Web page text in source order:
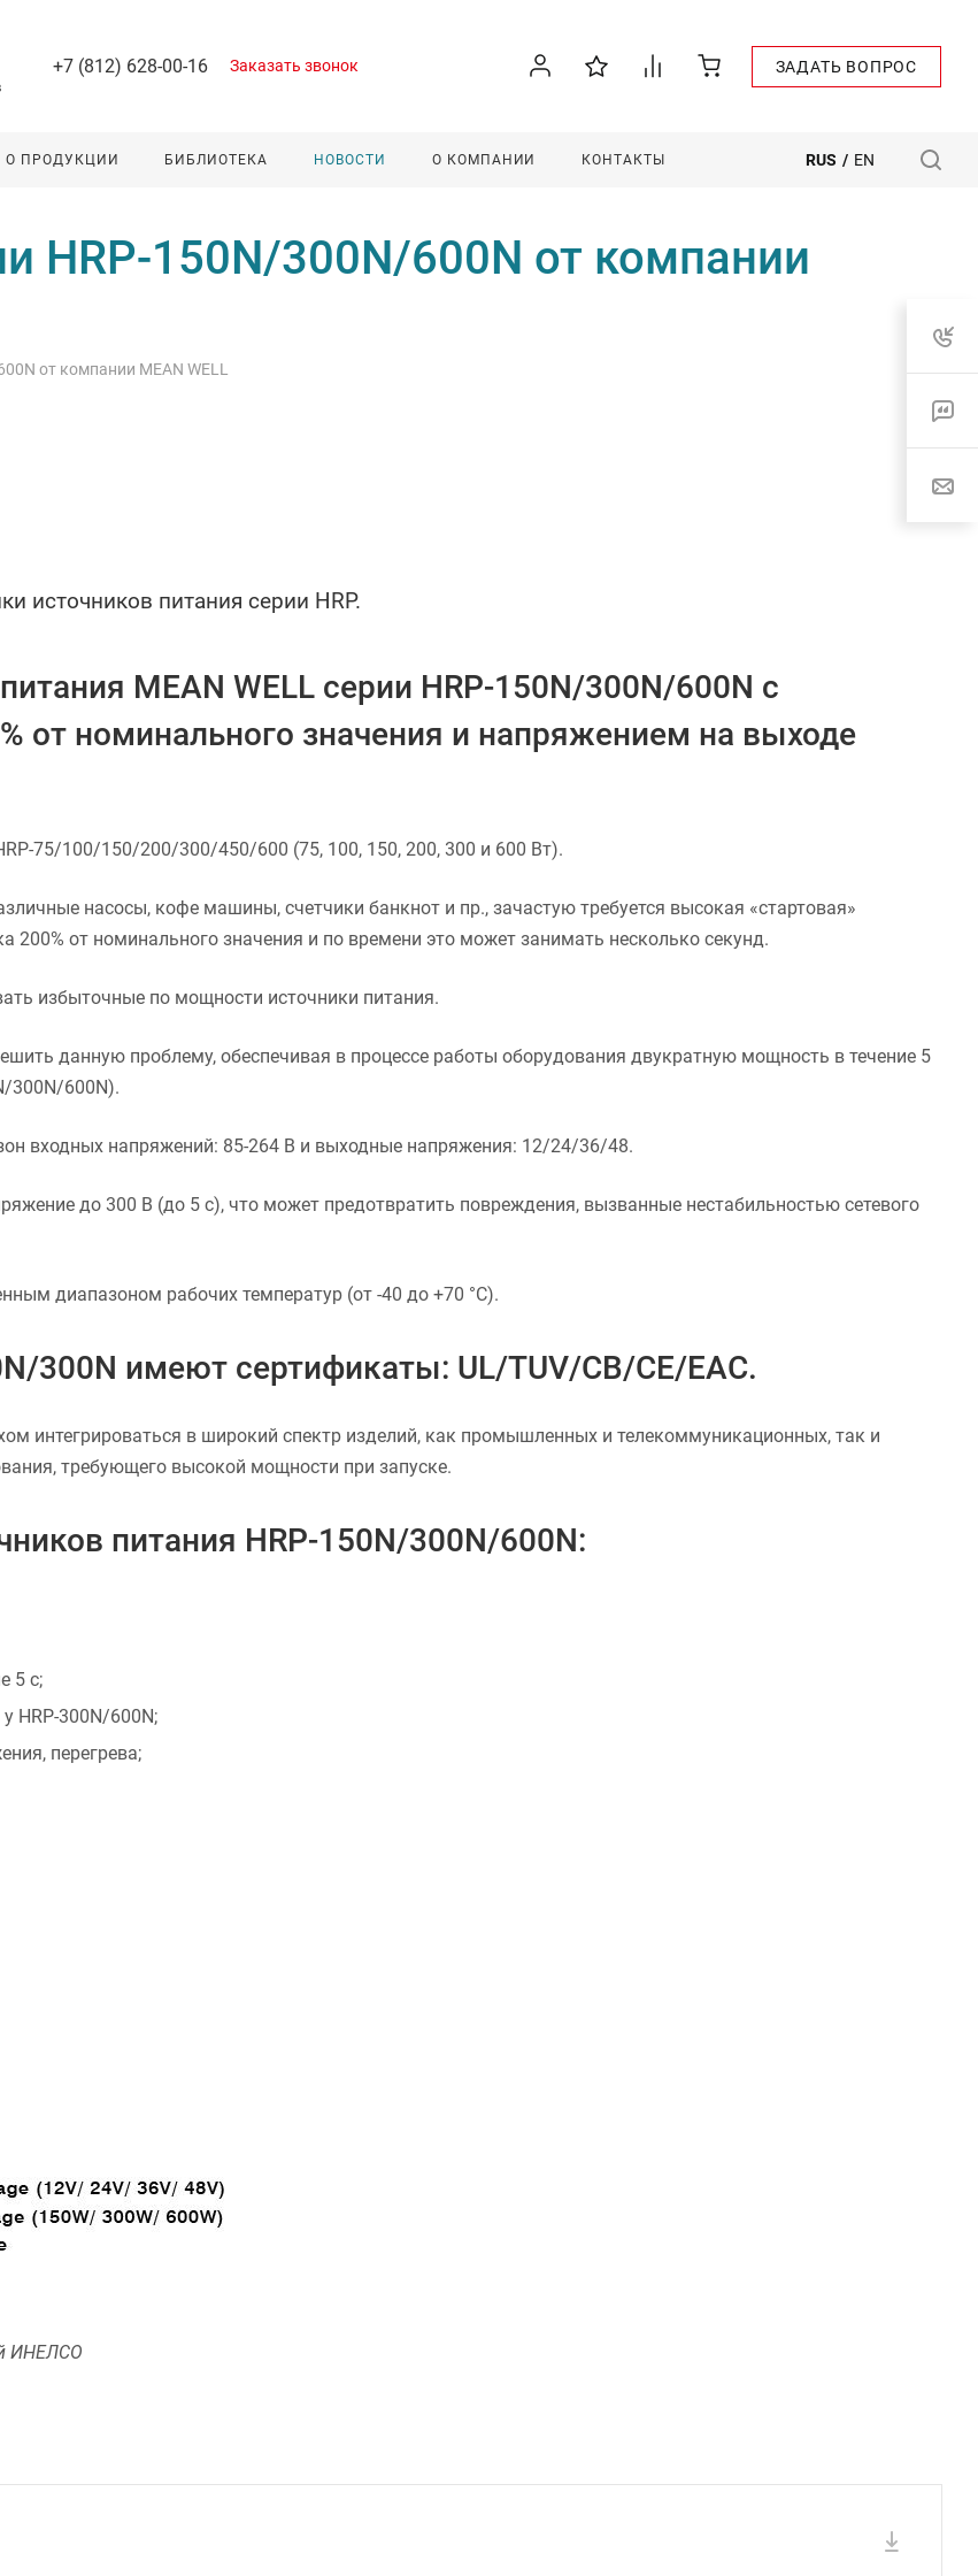
+7 (812) 628-00-16 Заказать звонок ЗАДАТЬ ВОПРОС
О ПРОДУКЦИИ БИБЛИОТЕКА НОВОСТИ О КОМПАНИИ КОНТАКТЫ RUS / EN
HRP-150N/300N/600N от компании
от компании MEAN WELL
источников питания серии HRP.
MEAN WELL серии HRP-150N/300N/600N с
от номинального значения и напряжением на выходе
75/100/150/200/300/450/600 (75, 100, 150, 200, 300 и 600 Вт).
насосы, кофе машины, счетчики банкнот и пр., зачастую требуется высокая «стартовая»
от номинального значения и по времени это может занимать несколько секунд.
избыточные по мощности источники питания.
данную проблему, обеспечивая в процессе работы оборудования двукратную мощность в течение 5
300N/600N).
входных напряжений: 85-264 В и выходные напряжения: 12/24/36/48.
до 300 В (до 5 с), что может предотвратить повреждения, вызванные нестабильностью сетевого
диапазоном рабочих температур (от -40 до +70 °С).
300N имеют сертификаты: UL/TUV/CB/CE/EAC.
интегрироваться в широкий спектр изделий, как промышленных и телекоммуникационных, так и
требующего высокой мощности при запуске.
питания HRP-150N/300N/600N:
5 с;
HRP-300N/600N;
перегрева;
ИНЕЛСО